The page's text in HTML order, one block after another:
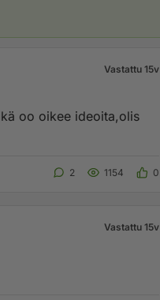
Vastattu 15v
oo oikee ideoita,olis
2 1154 0
Vastattu 15v